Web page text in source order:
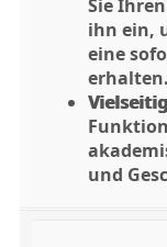
Sie
ihn ein,
eine
erhalten.
und